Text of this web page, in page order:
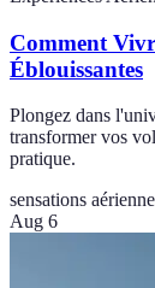
Comment
Éblouissantes
Plongez dans
transformer vos
pratique.
sensations
Aug 6